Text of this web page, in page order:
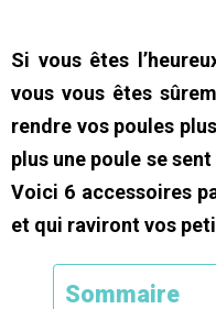
Si vous êtes
vous vous êtes
rendre vos poules
plus une poule se
Voici 6 accessoires
et qui raviront vos
Sommaire